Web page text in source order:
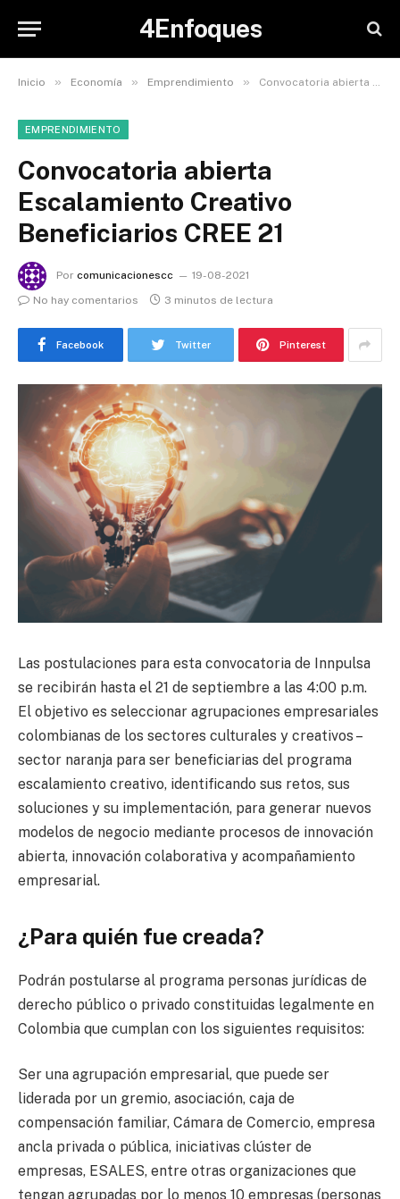
4Enfoques
Inicio » Economía » Emprendimiento » Convocatoria abierta Escalamiento Creativo Beneficiarios CREE 21
EMPRENDIMIENTO
Convocatoria abierta
Escalamiento Creativo
Beneficiarios CREE 21
Por comunicacionescc
19-08-2021
No hay comentarios
3 minutos de lectura
Facebook Twitter Pinterest
Las postulaciones para esta convocatoria de Innpulsa
se recibirán hasta el 21 de septiembre a las 4:00 p.m.
El objetivo es seleccionar agrupaciones empresariales
colombianas de los sectores culturales y creativos –
sector naranja para ser beneficiarias del programa
escalamiento creativo, identificando sus retos, sus
soluciones y su implementación, para generar nuevos
modelos de negocio mediante procesos de innovación
abierta, innovación colaborativa y acompañamiento
empresarial.
¿Para quién fue creada?
Podrán postularse al programa personas jurídicas de
derecho público o privado constituidas legalmente en
Colombia que cumplan con los siguientes requisitos:
Ser una agrupación empresarial, que puede ser
liderada por un gremio, asociación, caja de
compensación familiar, Cámara de Comercio, empresa
ancla privada o pública, iniciativas clúster de
empresas, ESALES, entre otras organizaciones que
tengan agrupadas por lo menos 10 empresas (personas